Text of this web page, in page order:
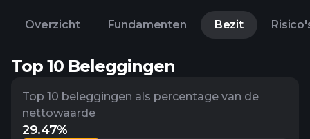
Overzicht Fundamenten Bezit
Top 10 Beleggingen
Top 10 beleggingen als percentage van de
nettowaarde
29.47%